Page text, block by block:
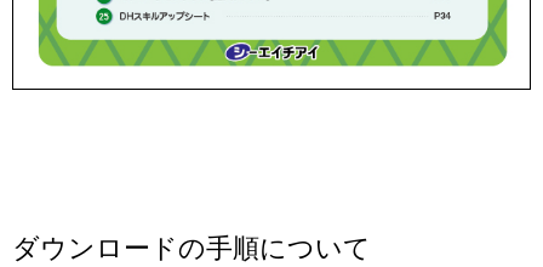
ダウンロードの手順について